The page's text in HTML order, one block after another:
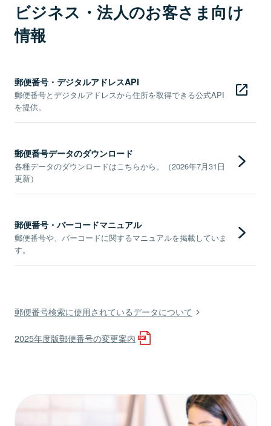
ビジネス・法人のお客さま向け
情報
郵便番号・デジタルアドレスAPI
郵便番号とデジタルアドレスから住所を取得できる公式API
を提供。
郵便番号データのダウンロード
各種データのダウンロードはこちらから。（2026年7月31日
更新）
郵便番号・バーコードマニュアル
郵便番号や、バーコードに関するマニュアルを掲載していま
す。
郵便番号検索に使用されているデータについて
2025年度版郵便番号の変更案内